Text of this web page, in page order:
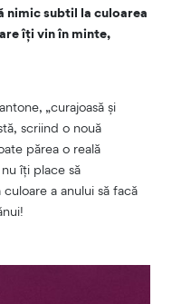
nimic subtil la culoarea
îți vin în minte,
„curajoasă și
scriind o nouă
părea o reală
îți place să
a anului să facă